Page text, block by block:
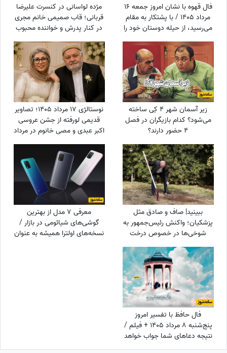
فال قهوه با نشان امروز جمعه 16
مرداد 1405 / با پشتکار به مقام
می‌رسید، از حیله دوستان خود را
پنهان کنید
مژده لواسانی در کنسرت علیرضا
قربانی؛ قاب صمیمی خانم مجری
در کنار پدرش و خواننده محبوب
زیر آسمان شهر 4 کِی ساخته
می‌شود؟ کدام بازیگران در فصل
4 حضور دارند؟
نوستالژی 17 مرداد 1405؛ تصاویر
قدیمی لورفته از جشن عروسی
اکبر عبدی و مصی خانوم در مرداد
1365
ببینید| صاف و صادق مثل
پزشکیان؛ واکنش رئیس‌جمهور به
شوخی‌ها در خصوص درخت
کاشتنش در پاکستان: من اهل
فیلم بازی کردن...
معرفی 7 مدل از بهترین
گوشی‌های شیائومی در بازار /
نسخه‌های اولترا همیشه به عنوان
فال حافظ با تفسیر امروز
پنج‌شنبه 8 مرداد 1405 + فیلم /
نتیجه دعاهای شما جواب خواهد
داد درهای بسته به روی شما باز